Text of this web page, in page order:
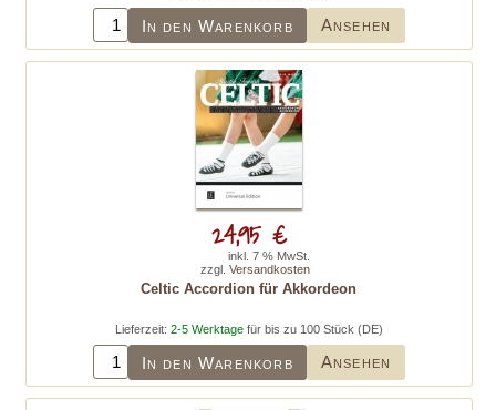
In den Warenkorb Ansehen
Celtic Accordion für Akkordeon
Lieferzeit: 2-5 Werktagefür bis zu 100 Stück (DE)
In den Warenkorb Ansehen
24,95 €
inkl. 7 % MwSt.
zzgl. Versandkosten